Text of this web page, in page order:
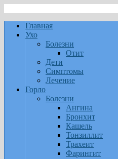
Главная
Ухо
Болезни
Отит
Дети
Симптомы
Лечение
Горло
Болезни
Ангина
Бронхит
Кашель
Тонзиллит
Трахеит
Фарингит